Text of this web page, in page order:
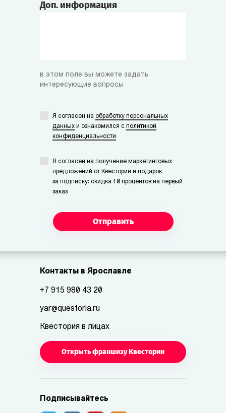
Доп. информация
в этом поле вы можете задать
интересующие вопросы
Я согласен на обработку персональных
данных и ознакомился с политикой
конфиденциальности
Я согласен на получение маркетинговых
предложений от Квестории и подарок
за подписку: скидка 10 процентов на первый
заказ
Отправить
Контакты в Ярославле
+7 915 980 43 20
yar@questoria.ru
Квестория в лицах
Открыть франшизу Квестории
Подписывайтесь